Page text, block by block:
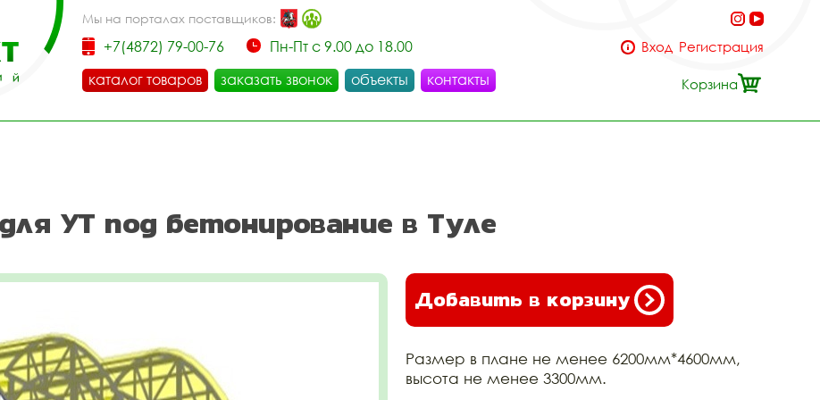
Мы на порталах поставщиков:
+7(4872) 79-00-76
Пн-Пт с 9.00 до 18.00
каталог товаров
заказать звонок объекты контакты
Вход Регистрация
Корзина
УТ под бетонирование в Туле
Добавить в корзину
Размер в плане не менее 6200мм*4600мм,
высота не менее 3300мм.